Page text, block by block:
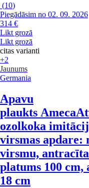
(10)
Piegādāsim no 02. 09. 2026
314 €
Likt grozā
Likt grozā
citas varianti
+2
Jaunums
Germania
Apavu
plaukts Ameca
ozolkoka
virsmas apdare:
virsmu,
platums 100 cm,
18 cm